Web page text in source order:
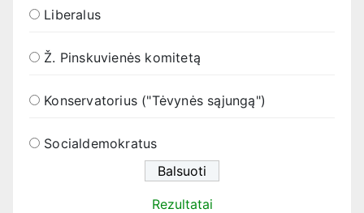
Liberalus
Ž. Pinskuvienės komitetą
Konservatorius ("Tėvynės sąjungą")
Socialdemokratus
Rezultatai